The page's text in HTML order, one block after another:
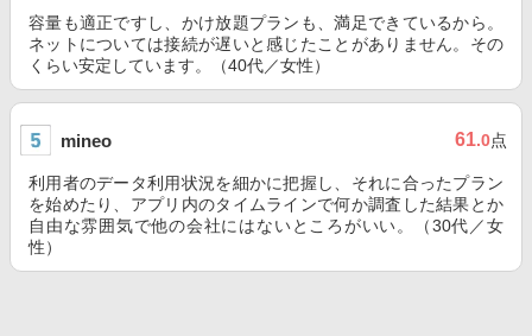
容量も適正ですし、かけ放題プランも、満足できているから。
ネットについては接続が遅いと感じたことがありません。その
くらい安定しています。（40代／女性）
mineo 61.0点
利用者のデータ利用状況を細かに把握し、それに合ったプラン
を始めたり、アプリ内のタイムラインで何か調査した結果とか
自由な雰囲気で他の会社にはないところがいい。（30代／女
性）